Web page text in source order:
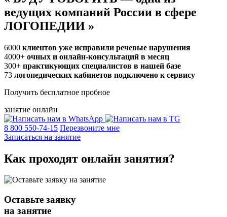
ведущих компаний России в сфере
ЛОГОПЕДИИ »
6000 клиентов уже исправили речевые нарушения
4000+ очных и онлайн-консультаций в месяц
300+ практикующих специалистов в нашей базе
73 логопедических кабинетов подключено к сервису
Получить бесплатное пробное
занятие онлайн
8 800 550-74-15 Перезвоните мне
Записаться на занятие
Как проходят онлайн занятия?
Оставьте заявку
на занятие